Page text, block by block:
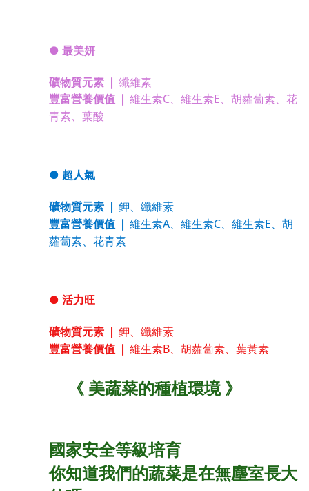
● 最美妍
礦物質元素 ❘ 纖維素
豐富營養價值 ❘ 維生素C 維生素E 胡蘿蔔素
花
青素
葉酸
● 超人氣
礦物質元素 ❘ 鉀
纖維素
豐富營養價值 ❘ 維生素A 維生素C 維生素E
胡
蘿蔔素
花青素
● 活力旺
礦物質元素 ❘ 鉀
纖維素
豐富營養價值 ❘ 維生素B 胡蘿蔔素 葉黃素
《 美蔬菜的種植環境 》
國家安全等級培育
你知道我們的蔬菜是在無塵室長大